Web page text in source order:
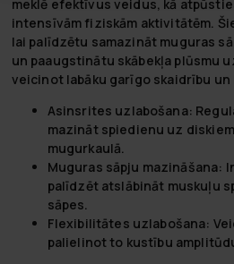
meklē efektīvus veidus, kā
intensīvām fiziskām aktivitātēm.
lai palīdzētu samazināt muguras
un paaugstinātu skābekļa plūsmu
veicinot labāku garīgo skaidrību un
Asinsrites uzlabošana:
mazināt spiedienu uz
mugurkaulā.
Muguras sāpju mazināšana:
palīdzēt atslābināt muskuļu
sāpes.
Flexibilitātes uzlabošana:
palielinot to kustību